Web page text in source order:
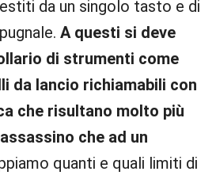
da un singolo tasto e di
A questi si deve
di strumenti come
da lancio richiamabili con
che risultano molto più
che ad un
quanti e quali limiti di